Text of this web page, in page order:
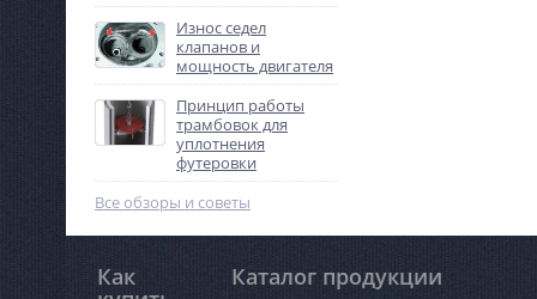
Износ седел
клапанов и
мощность двигателя
Принцип работы
трамбовок для
уплотнения
футеровки
Все обзоры и советы
Как Каталог продукции